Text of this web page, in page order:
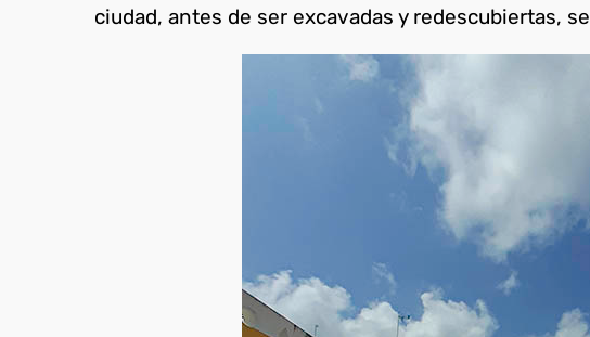
ciudad, antes de ser excavadas y redescubiertas,